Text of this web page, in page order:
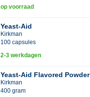
op voorraad
Yeast-Aid
Kirkman
100 capsules
2-3 werkdagen
Yeast-Aid Flavored Powder
Kirkman
400 gram